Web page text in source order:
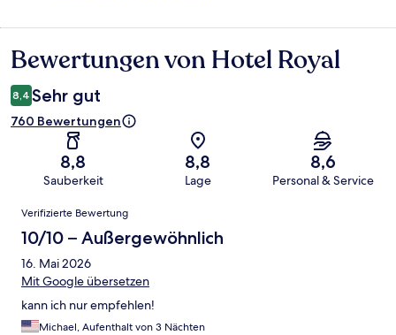
Bewertungen
Bewertungen von Hotel Royal
8,4 Sehr gut
760 Bewertungen
8,8
Sauberkeit
8,8
Lage
8,6
Personal & Service
Bewertungen
Verifizierte Bewertung
10/10 – Außergewöhnlich
16. Mai 2026
Mit Google übersetzen
kann ich nur empfehlen!
Michael, Aufenthalt von 3 Nächten